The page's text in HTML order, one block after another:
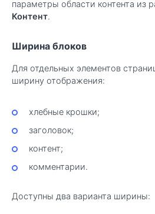
параметры области контента из
Контент.
Ширина блоков
Для отдельных элементов
ширину отображения:
хлебные крошки;
заголовок;
контент;
комментарии.
Доступны два варианта ширины: